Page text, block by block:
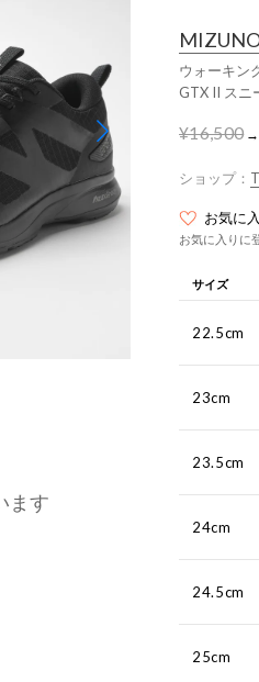
ます
ウォーキン
GTX II スニ
¥16,500→
ショップ：
お気に
お気に入りに
サイズ
22.5cm
23cm
23.5cm
24cm
24.5cm
25cm